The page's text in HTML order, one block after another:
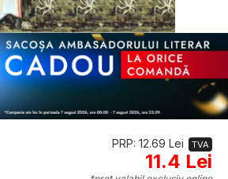
PRP: 12.69 Lei TVA
11.4 Lei